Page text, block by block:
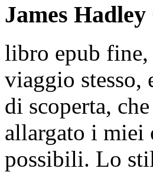
James
libro epub fine,
viaggio stesso,
di scoperta,
allargato i miei
possibili. Lo